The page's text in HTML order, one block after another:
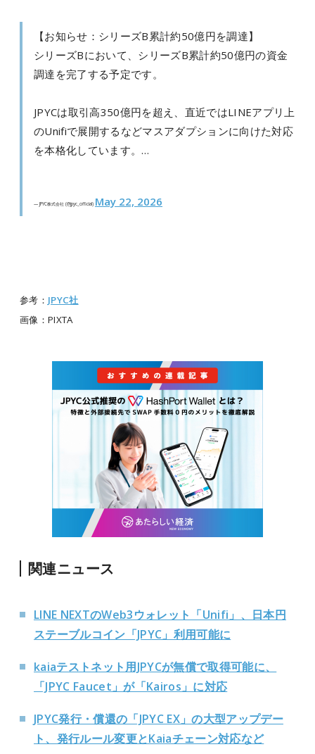
【お知らせ：シリーズB累計約50億円を調達】
シリーズBにおいて、シリーズB累計約50億円の資金
調達を完了する予定です。
JPYCは取引高350億円を超え、直近ではLINEアプリ上
のUnifiで展開するなどマスアダプションに向けた対応
を本格化しています。…
— JPYC株式会社 (@jpyc_official) May 22, 2026
参考： JPYC社
画像：PIXTA
関連ニュース
LINE NEXTのWeb3ウォレット「Unifi」、日本円
ステーブルコイン「JPYC」利用可能に
kaiaテストネット用JPYCが無償で取得可能に、
「JPYC Faucet」が「Kairos」に対応
JPYC発行・償還の「JPYC EX」の大型アップデー
ト、発行ルール変更とKaiaチェーン対応など